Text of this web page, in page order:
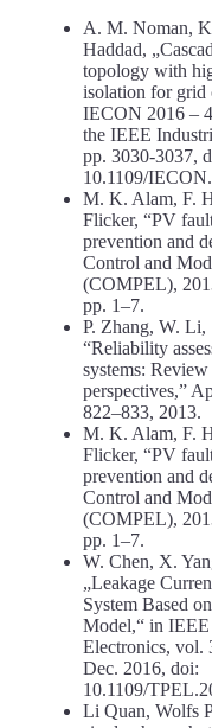
A. M. Noman,
Haddad,
topology with
isolation for grid
IECON 2016 –
the IEEE
pp. 3030-3037,
10.1109/
M. K. Alam, F.
Flicker, “PV
prevention and
Control and
(COMPEL),
pp. 1–7.
P. Zhang, W.
“Reliability
systems:
perspectives,”
822–833, 2013.
M. K. Alam, F.
Flicker, “PV
prevention and
Control and
(COMPEL),
pp. 1–7.
W. Chen, X.
„Leakage
System Based
Model,“ in IEEE
Electronics, vol.
Dec. 2016, doi:
10.1109/
Li Quan, Wolfs